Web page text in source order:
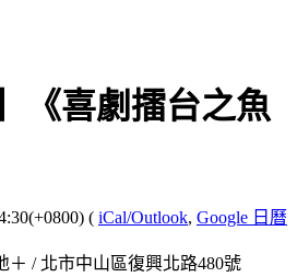
《喜劇擂台之魚
( iCal/Outlook, Google 日曆
＋ / 北市中山區復興北路480號